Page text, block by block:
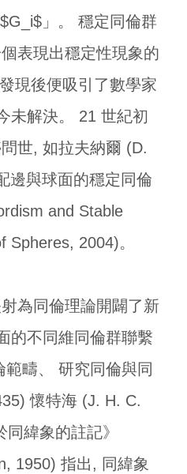
」。 穩定同倫群
表現出穩定性現象的
現後便吸引了數學家
未解決。 21 世紀初
世, 如拉夫納爾 (D.
邊與球面的穩定同倫
and Stable
Spheres, 2004)。
為同倫理論開闢了新
的不同維同倫群聯繫
疇、 研究同倫與同
懷特海 (J. H. C.
緯象的註記》
1950) 指出, 同緯象